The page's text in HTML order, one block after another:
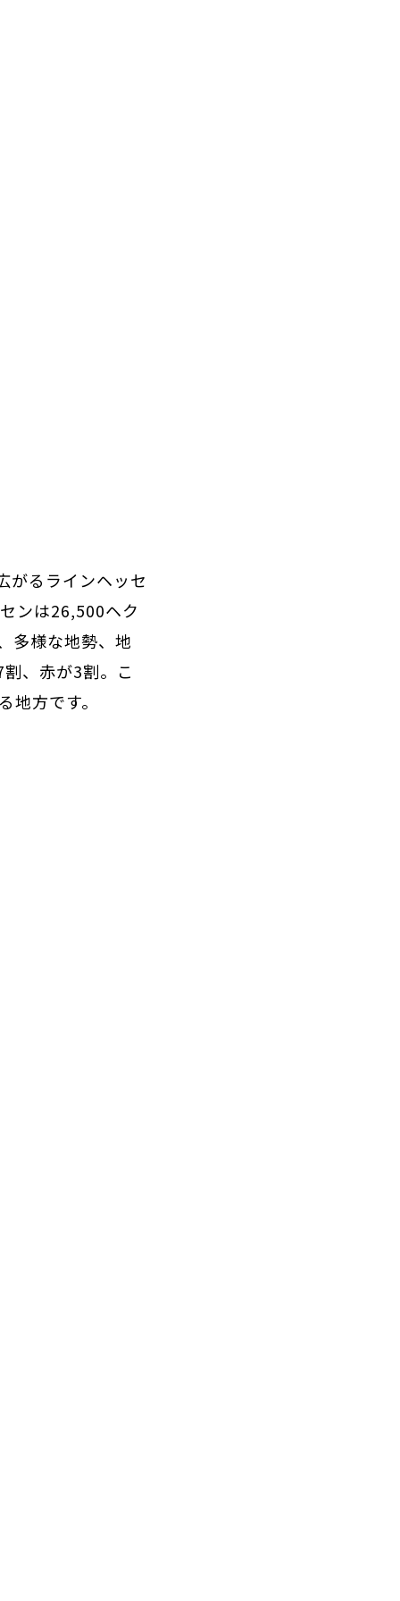
がるラインヘッセ
ンは26,500ヘク
多様な地勢、地
、赤が3割。こ
方です。